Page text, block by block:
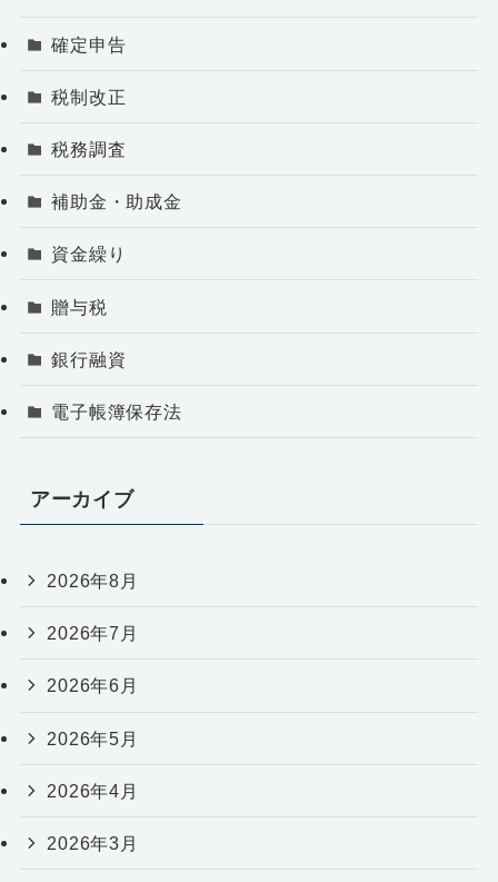
確定申告
税制改正
税務調査
補助金・助成金
資金繰り
贈与税
銀行融資
電子帳簿保存法
アーカイブ
2026年8月
2026年7月
2026年6月
2026年5月
2026年4月
2026年3月